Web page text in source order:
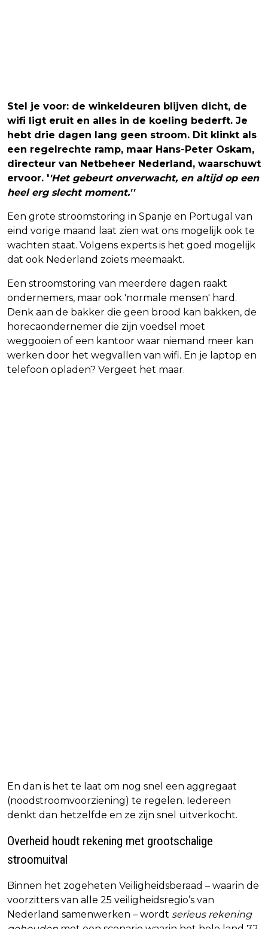
Stel je voor: de winkeldeuren blijven dicht, de
wifi ligt eruit en alles in de koeling bederft. Je
hebt drie dagen lang geen stroom. Dit klinkt als
een regelrechte ramp, maar Hans-Peter Oskam,
directeur van Netbeheer Nederland, waarschuwt
ervoor. ''Het gebeurt onverwacht, en altijd op een
heel erg slecht moment.''
Een grote stroomstoring in Spanje en Portugal van
eind vorige maand laat zien wat ons mogelijk ook te
wachten staat. Volgens experts is het goed mogelijk
dat ook Nederland zoiets meemaakt.
Een stroomstoring van meerdere dagen raakt
ondernemers, maar ook 'normale mensen' hard.
Denk aan de bakker die geen brood kan bakken, de
horecaondernemer die zijn voedsel moet
weggooien of een kantoor waar niemand meer kan
werken door het wegvallen van wifi. En je laptop en
telefoon opladen? Vergeet het maar.
En dan is het te laat om nog snel een aggregaat
(noodstroomvoorziening) te regelen. Iedereen
denkt dan hetzelfde en ze zijn snel uitverkocht.
Overheid houdt rekening met grootschalige
stroomuitval
Binnen het zogeheten Veiligheidsberaad – waarin de
voorzitters van alle 25 veiligheidsregio’s van
Nederland samenwerken – wordt serieus rekening